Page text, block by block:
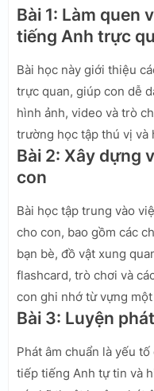
Bài 1: Làm quen
tiếng Anh trực
Bài học này giới thiệu
trực quan, giúp con dễ
hình ảnh, video và trò
trường học tập thú vị và
Bài 2: Xây dựng
con
Bài học tập trung vào
cho con, bao gồm các
bạn bè, đồ vật xung
flashcard, trò chơi và
con ghi nhớ từ vựng
Bài 3: Luyện
Phát âm chuẩn là yếu
tiếp tiếng Anh tự tin và